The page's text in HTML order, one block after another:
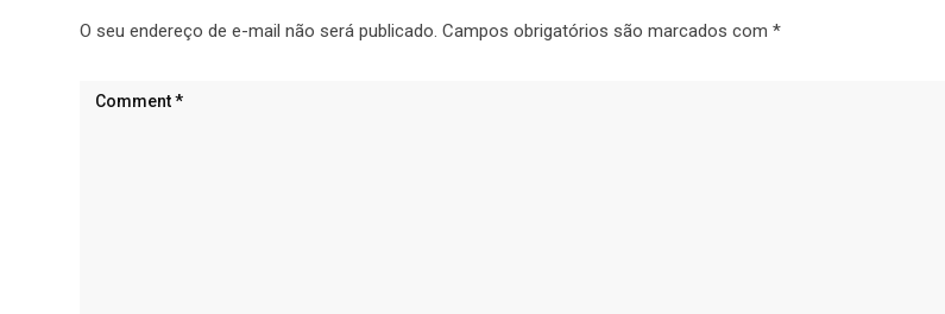
O seu endereço de e-mail não será publicado. Campos obrigatórios são marcados com *